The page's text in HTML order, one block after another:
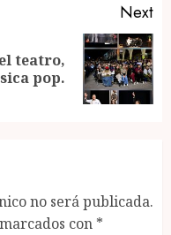
Next
teatro,
pop.
no será publicada.
con *